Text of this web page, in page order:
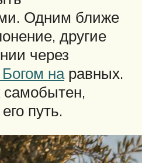
Одним ближе
другие
через
наравных.
путь.